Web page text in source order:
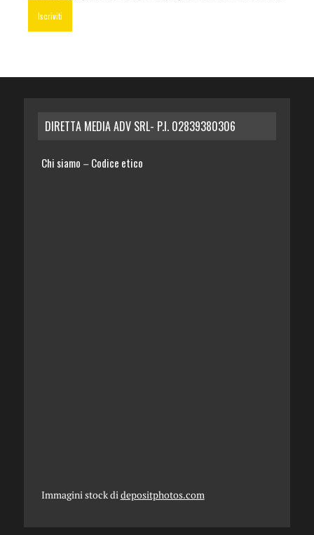
DIRETTA MEDIA ADV SRL- P.I. 02839380306
Chi siamo – Codice etico
Immagini stock didepositphotos.com